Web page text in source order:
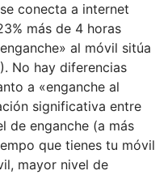
conecta a internet
más de 4 horas
al móvil sitúa
No hay diferencias
a «enganche al
significativa entre
de enganche (a más
que tienes tu móvil
mayor nivel de